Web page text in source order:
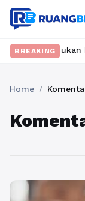
BREAKING
Temukan kelas
Home /